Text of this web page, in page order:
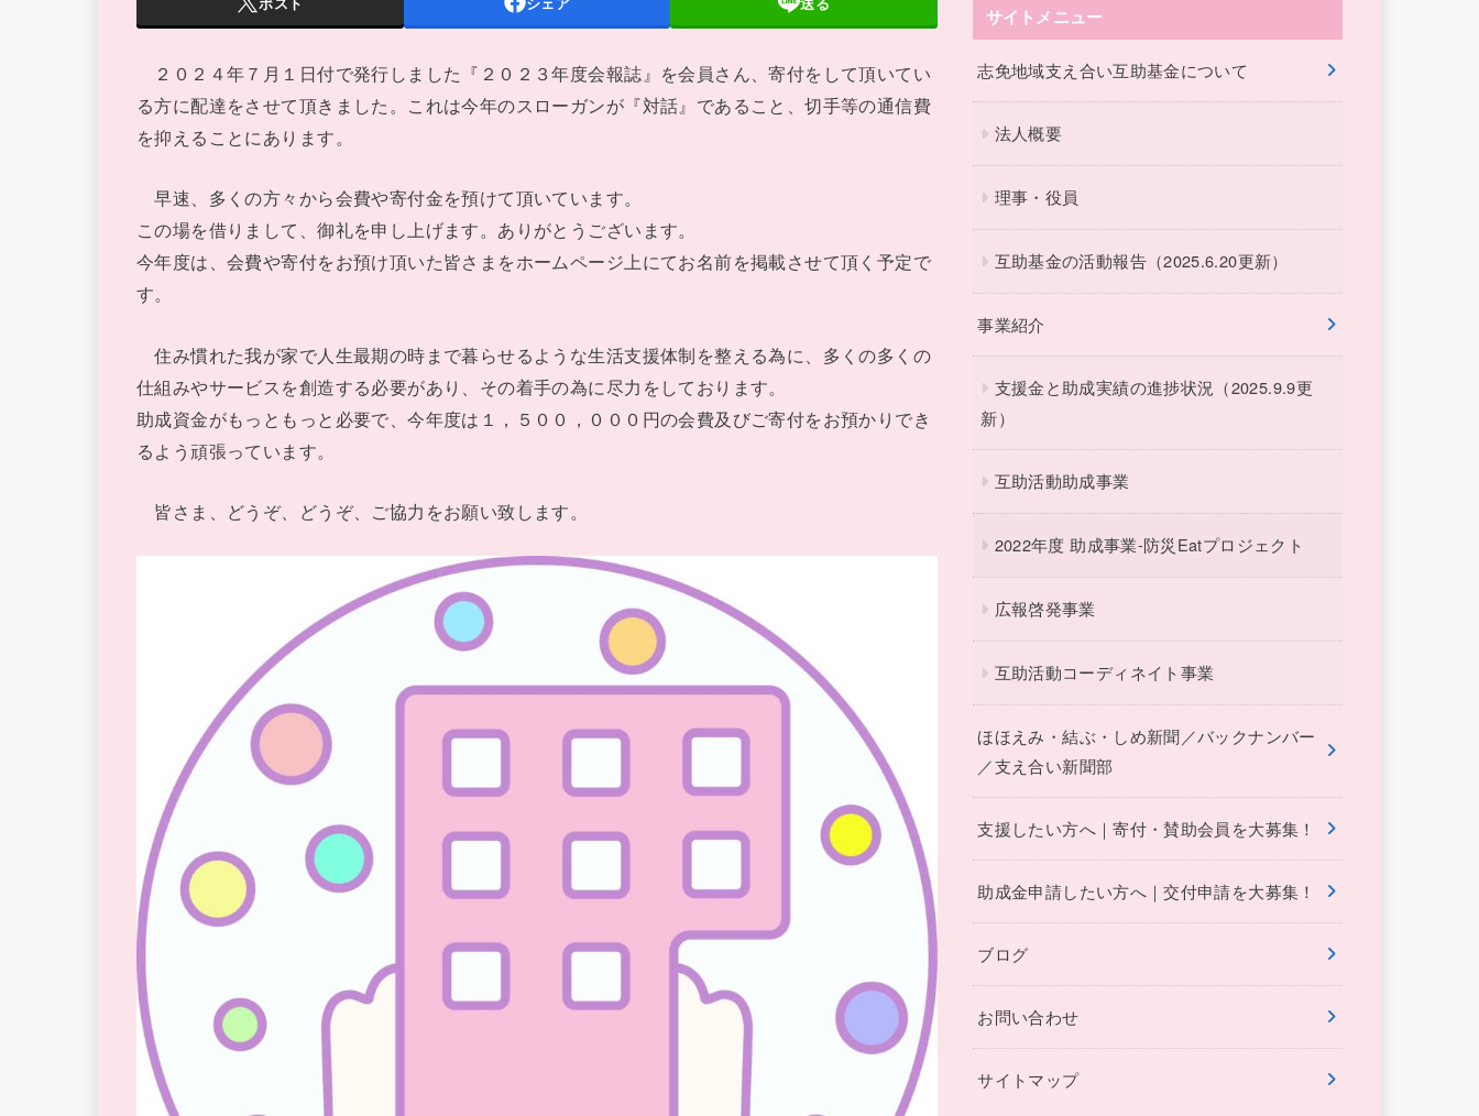
２０２４年７月１日付で発行しました『２０２３年度会報誌』を会員さん、寄付をして頂いてい
る方に配達をさせて頂きました。これは今年のスローガンが『対話』であること、切手等の通信費
を抑えることにあります。
早速、多くの方々から会費や寄付金を預けて頂いています。
この場を借りまして、御礼を申し上げます。ありがとうございます。
今年度は、会費や寄付をお預け頂いた皆さまをホームページ上にてお名前を掲載させて頂く予定で
す。
住み慣れた我が家で人生最期の時まで暮らせるような生活支援体制を整える為に、多くの多くの
仕組みやサービスを創造する必要があり、その着手の為に尽力をしております。
助成資金がもっともっと必要で、今年度は１，５００，０００円の会費及びご寄付をお預かりでき
るよう頑張っています。
皆さま、どうぞ、どうぞ、ご協力をお願い致します。
サイトメニュー
志免地域支え合い互助基金について
法人概要
理事・役員
互助基金の活動報告（2025.6.20更新）
事業紹介
支援金と助成実績の進捗状況（2025.9.9更
新）
互助活動助成事業
2022年度 助成事業-防災Eatプロジェクト
広報啓発事業
互助活動コーディネイト事業
ほほえみ・結ぶ・しめ新聞／バックナンバー
／支え合い新聞部
支援したい方へ｜寄付・賛助会員を大募集！
助成金申請したい方へ｜交付申請を大募集！
ブログ
お問い合わせ
サイトマップ